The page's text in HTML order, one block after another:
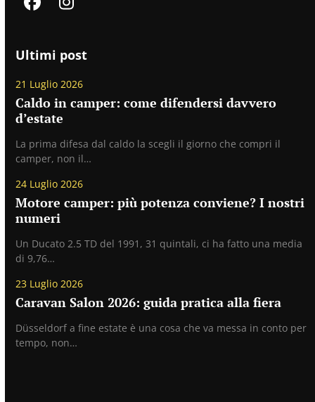
FacebookInstagram
Ultimi post
21 Luglio 2026
Caldo in camper: come difendersi davvero
d’estate
La prima difesa dal caldo la scegli il giorno che compri il
camper, non il…
24 Luglio 2026
Motore camper: più potenza conviene? I nostri
numeri
Un Ducato 2.5 TD del 1991, 31 quintali, ci ha fatto una media
di 9,76…
23 Luglio 2026
Caravan Salon 2026: guida pratica alla fiera
Düsseldorf a fine estate è una cosa che va messa in conto per
tempo, non…